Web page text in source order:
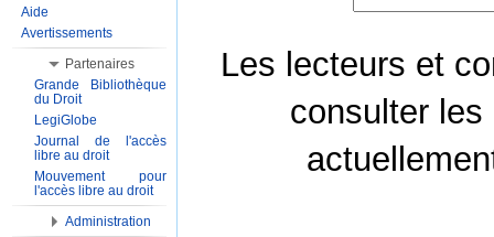
Les lecteurs et
consulter les
Aide
Avertissements
Partenaires
Grande Bibliothèque
du Droit
LegiGlobe
Journal de l'accès
libre au droit
Mouvement pour
l'accès libre au droit
Administration